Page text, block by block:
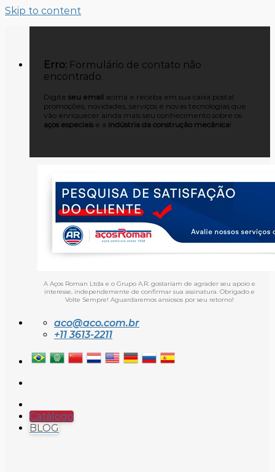
Skip to content
Erro: Formulário de contato não
encontrado.
Digite seu email acima e receba em sua caixa postal
promoções, novidades, serviços e novas tecnologias que
vão enriquecer ainda mais seu conhecimento sobre os
aços especiais e a indústria da construção mecânica!
A Aços Roman Ltda e o Grupo A.R. gostariam de agrader seu apoio e
interesse, independemente de confirmar sua assinatura. Obrigado e
Volte Sempre! Aguardaremos ansiosos por seu retorno!
aco@aco.com.br
+11 3613-2211
Catálogo
BLOG